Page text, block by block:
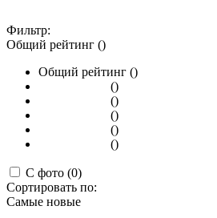
Фильтр:
Общий рейтинг ()
Общий рейтинг ()
()
()
()
()
()
С фото (0)
Сортировать по:
Самые новые